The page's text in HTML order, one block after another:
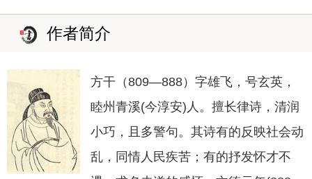
作者简介
方干（809—888）字雄飞，号玄英，
睦州青溪(今淳安)人。擅长律诗，清润
小巧，且多警句。其诗有的反映社会动
乱，同情人民疾苦；有的抒发怀才不